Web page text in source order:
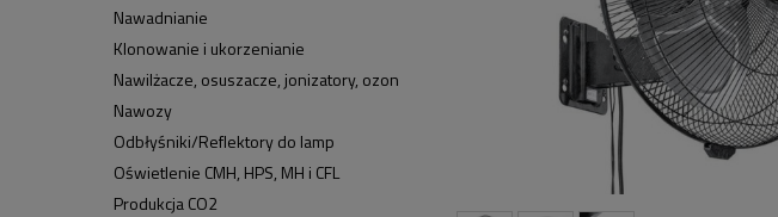
Nawadnianie
Klonowanie i ukorzenianie
Nawilżacze, osuszacze, jonizatory, ozon
Nawozy
Odbłyśniki/Reflektory do lamp
Oświetlenie CMH, HPS, MH i CFL
Produkcja CO2